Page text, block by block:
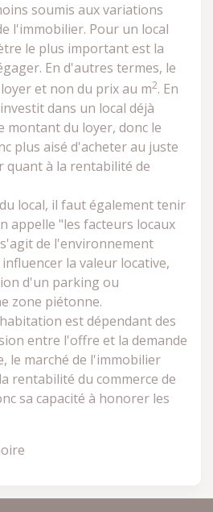
soumis aux variations
l'immobilier. Pour un local
le plus important est la
En d'autres termes, le
et non du prix au m2. En
dans un local déjà
montant du loyer, donc le
plus aisé d'acheter au juste
quant à la rentabilité de
local, il faut également tenir
appelle "les facteurs locaux
de l'environnement
la valeur locative,
d'un parking ou
zone piétonne.
est dépendant des
entre l'offre et la demande
le marché de l'immobilier
rentabilité du commerce de
sa capacité à honorer les